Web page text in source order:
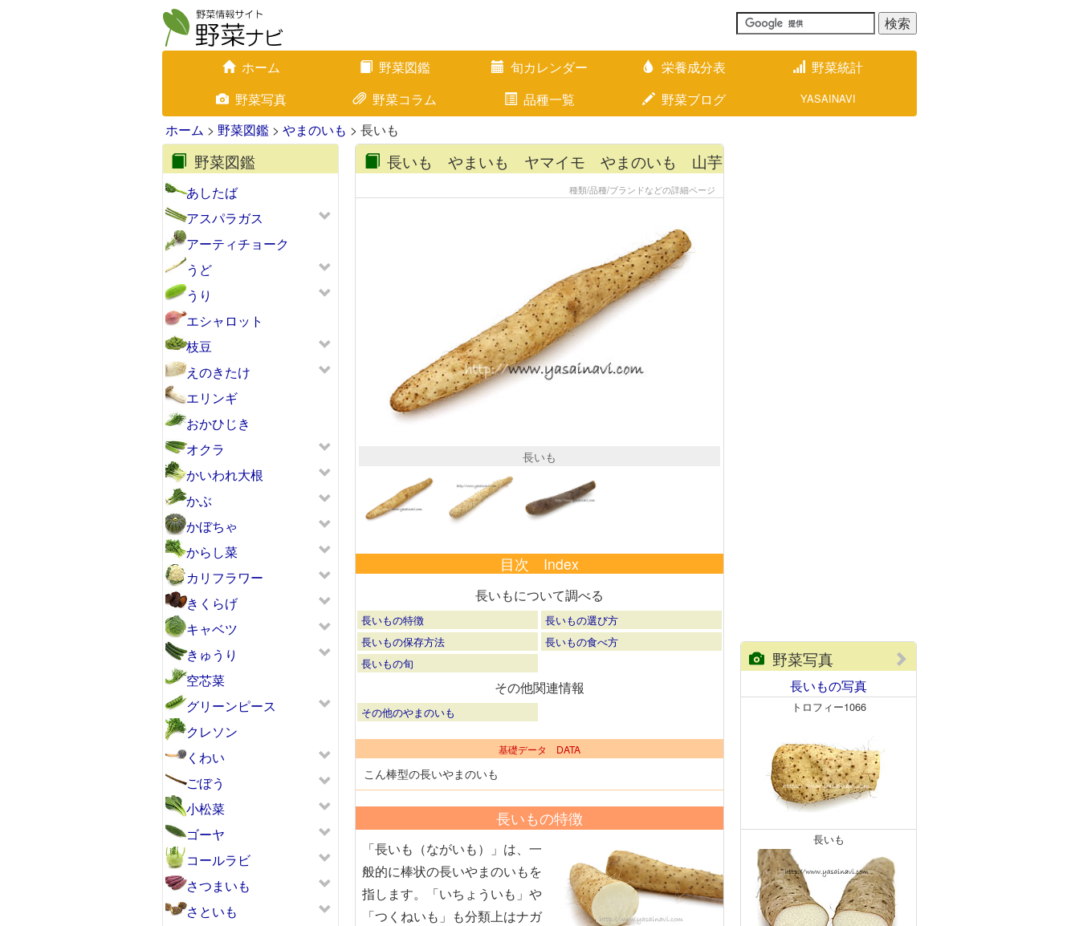
ホーム 野菜図鑑 旬カレンダー 栄養成分表
野菜統計
野菜写真
野菜コラム 品種一覧 野菜ブログ YASAINAVI
ホーム > 野菜図鑑 > やまのいも > 長いも
野菜図鑑
あしたば
アスパラガス
アーティチョーク
うど
うり
エシャロット
枝豆
えのきたけ
エリンギ
おかひじき
オクラ
かいわれ大根
かぶ
かぼちゃ
からし菜
カリフラワー
きくらげ
キャベツ
きゅうり
空芯菜
グリーンピース
クレソン
くわい
ごぼう
小松菜
ゴーヤ
コールラビ
さつまいも
さといも
長いも やまいも ヤマイモ やまのいも 山芋
種類/品種/ブランドなどの詳細ページ
ネバリスター 長いも
目次 Index
長いもについて調べる
長いもの特徴
長いもの選び方
長いもの保存方法
長いもの食べ方
長いもの旬
その他関連情報
その他のやまのいも
基礎データ DATA
こん棒型の長いやまのいも
長いもの特徴
「長いも（ながいも）」は、一
般的に棒状の長いやまのいもを
指します。「いちょういも」や
「つくねいも」も分類上はナガ
野菜写真
長いもの写真
トロフィー1066
長いも